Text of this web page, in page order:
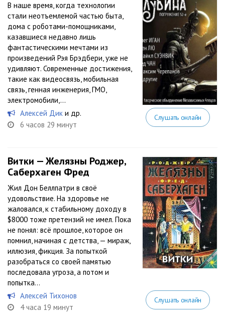
В наше время, когда технологии
стали неотъемлемой частью быта,
дома с роботами-помощниками,
казавшиеся недавно лишь
фантастическими мечтами из
произведений Рэя Брэдбери, уже не
удивляют. Современные достижения,
такие как видеосвязь, мобильная
связь, генная инженерия, ГМО,
электромобили,...
Алексей Дик и др.
6 часов 29 минут
Слушать онлайн
Витки — Желязны Роджер,
Саберхаген Фред
Жил Дон Беллпатри в своё
удовольствие. На здоровье не
жаловался, к стабильному доходу в
$8000 тоже претензий не имел. Пока
не понял: всё прошлое, которое он
помнил, начиная с детства, — мираж,
иллюзия, фикция. За попыткой
разобраться со своей памятью
последовала угроза, а потом и
попытка...
Алексей Тихонов
4 часа 19 минут
Слушать онлайн